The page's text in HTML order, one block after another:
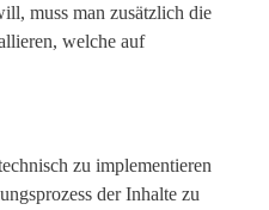
muss man zusätzlich die
welche auf
zu implementieren
der Inhalte zu